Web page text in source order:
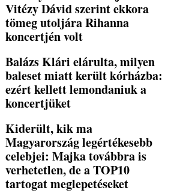
Vitézy Dávid szerint ekkora
tömeg utoljára Rihanna
koncertjén volt
Balázs Klári elárulta, milyen
baleset miatt került kórházba:
ezért kellett lemondaniuk a
koncertjüket
Kiderült, kik ma
Magyarország legértékesebb
celebjei: Majka továbbra is
verhetetlen, de a TOP10
tartogat meglepetéseket